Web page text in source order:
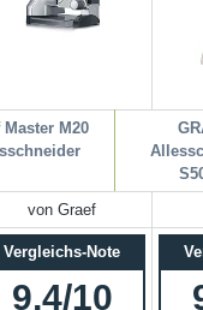
Master M20
von Graef
Vergleichs-Note
9,4/10